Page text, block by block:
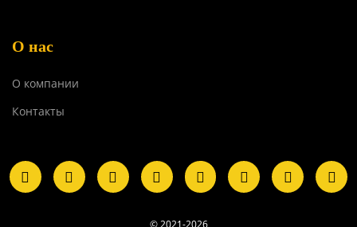
О нас
О компании
Контакты
© 2021-2026